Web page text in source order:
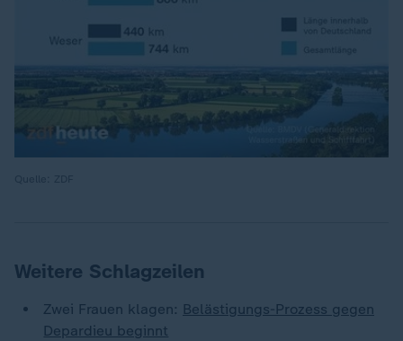
Weitere Schlagzeilen
Zwei Frauen klagen: Belästigungs-Prozess gegen
Depardieu beginnt